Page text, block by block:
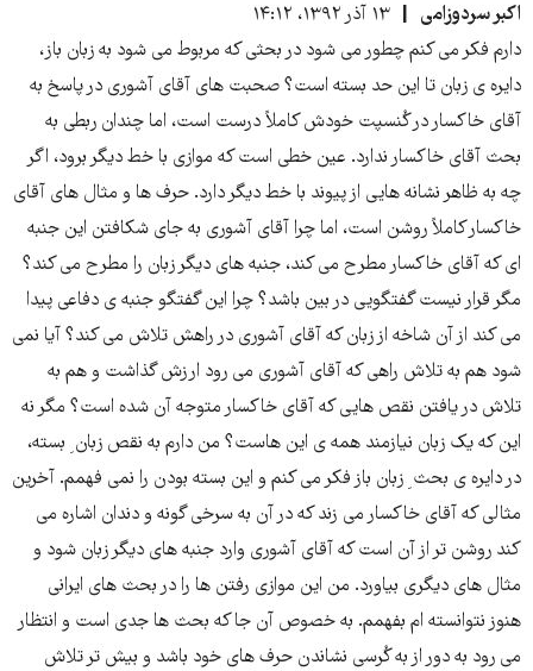
اکبر سردوزامی
۱۳ آذر ۱۳۹۲، ۱۴:۱۲
دارم فکر می کنم چطور می شود در بحثی که مربوط می شود به زبان باز،
دایره ی زبان تا این حد بسته است؟ صحبت های آقای آشوری در پاسخ به
آقای خاکسار در کُنسپت خودش کاملاً درست است، اما چندان ربطی به
بحث آقای خاکسار ندارد. عین خطی است که موازی با خط دیگر برود، اگر
چه به ظاهر نشانه هایی از پیوند با خط دیگر دارد. حرف ها و مثال های آقای
خاکسار کاملاً روشن است، اما چرا آقای آشوری به جای شکافتن این جنبه
ای که آقای خاکسار مطرح می کند، جنبه های دیگر زبان را مطرح می کند؟
مگر قرار نیست گفتگویی در بین باشد؟ چرا این گفتگو جنبه ی دفاعی پیدا
می کند از آن شاخه از زبان که آقای آشوری در راهش تلاش می کند؟ آیا نمی
شود هم به تلاش راهی که آقای آشوری می رود ارزش گذاشت و هم به
تلاش در یافتن نقص هایی که آقای خاکسار متوجه آن شده است؟ مگر نه
این که یک زبان نیازمند همه ی این هاست؟ من دارم به نقص زبان ِ بسته،
در دایره ی بحث ِ زبان باز فکر می کنم و این بسته بودن را نمی فهمم. آخرین
مثالی که آقای خاکسار می زند که در آن به سرخی گونه و دندان اشاره می
کند روشن تر از آن است که آقای آشوری وارد جنبه های دیگر زبان شود و
مثال های دیگری بیاورد. من این موازی رفتن ها را در بحث های ایرانی
هنوز نتوانسته ام بفهمم. به خصوص آن جا که بحث ها جدی است و انتظار
می رود به دور از به کُرسی نشاندن حرف های خود باشد و بیش تر تلاش